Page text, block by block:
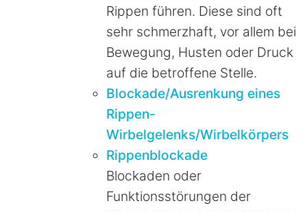
Rippen führen. Diese sind oft
sehr schmerzhaft, vor allem bei
Bewegung, Husten oder Druck
auf die betroffene Stelle.
Blockade/Ausrenkung eines
Rippen-
Wirbelgelenks/Wirbelkörpers
Rippenblockade
Blockaden oder
Funktionsstörungen der